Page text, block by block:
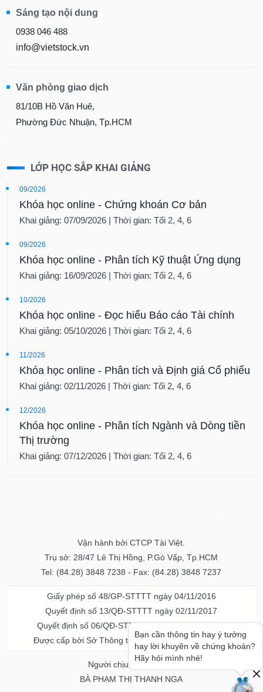
Sáng tạo nội dung
0938 046 488
info@vietstock.vn
Văn phòng giao dịch
81/10B Hồ Văn Huê,
Phường Đức Nhuận, Tp.HCM
LỚP HỌC SẮP KHAI GIẢNG
09/2026
Khóa học online - Chứng khoán Cơ bản
Khai giảng: 07/09/2026 | Thời gian: Tối 2, 4, 6
09/2026
Khóa học online - Phân tích Kỹ thuật Ứng dụng
Khai giảng: 16/09/2026 | Thời gian: Tối 2, 4, 6
10/2026
Khóa học online - Đọc hiểu Báo cáo Tài chính
Khai giảng: 05/10/2026 | Thời gian: Tối 2, 4, 6
11/2026
Khóa học online - Phân tích và Định giá Cổ phiếu
Khai giảng: 02/11/2026 | Thời gian: Tối 2, 4, 6
12/2026
Khóa học online - Phân tích Ngành và Dòng tiền
Thị trường
Khai giảng: 07/12/2026 | Thời gian: Tối 2, 4, 6
Vận hành bởi CTCP Tài Việt.
Trụ sở: 28/47 Lê Thị Hồng, P.Gò Vấp, Tp.HCM
Tel: (84.28) 3848 7238 - Fax: (84.28) 3848 7237
Giấy phép số 48/GP-STTTT ngày 04/11/2016
Quyết định số 13/QĐ-STTTT ngày 02/11/2017
Quyết định số 06/QĐ-STTTT-ICP ngày 20/07/2023
Được cấp bởi Sở Thông tin và Truyền thông TPHCM
Người chịu trách nhiệm
BÀ PHẠM THỊ THANH NGA
Bạn cần thông tin hay ý tưởng
hay lời khuyên về chứng khoán?
Hãy hỏi mình nhé!